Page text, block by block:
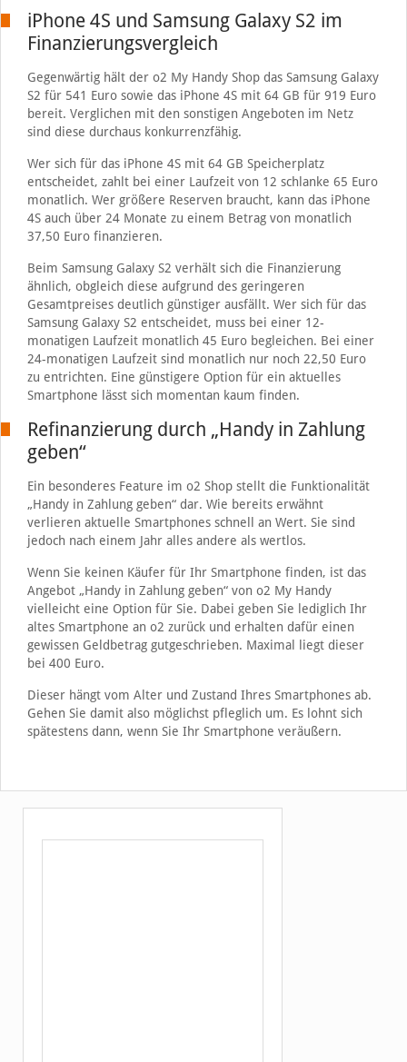
iPhone 4S und Samsung Galaxy S2 im
Finanzierungsvergleich
Gegenwärtig hält der o2 My Handy Shop das Samsung Galaxy
S2 für 541 Euro sowie das iPhone 4S mit 64 GB für 919 Euro
bereit. Verglichen mit den sonstigen Angeboten im Netz
sind diese durchaus konkurrenzfähig.
Wer sich für das iPhone 4S mit 64 GB Speicherplatz
entscheidet, zahlt bei einer Laufzeit von 12 schlanke 65 Euro
monatlich. Wer größere Reserven braucht, kann das iPhone
4S auch über 24 Monate zu einem Betrag von monatlich
37,50 Euro finanzieren.
Beim Samsung Galaxy S2 verhält sich die Finanzierung
ähnlich, obgleich diese aufgrund des geringeren
Gesamtpreises deutlich günstiger ausfällt. Wer sich für das
Samsung Galaxy S2 entscheidet, muss bei einer 12-
monatigen Laufzeit monatlich 45 Euro begleichen. Bei einer
24-monatigen Laufzeit sind monatlich nur noch 22,50 Euro
zu entrichten. Eine günstigere Option für ein aktuelles
Smartphone lässt sich momentan kaum finden.
Refinanzierung durch „Handy in Zahlung
geben“
Ein besonderes Feature im o2 Shop stellt die Funktionalität
„Handy in Zahlung geben“ dar. Wie bereits erwähnt
verlieren aktuelle Smartphones schnell an Wert. Sie sind
jedoch nach einem Jahr alles andere als wertlos.
Wenn Sie keinen Käufer für Ihr Smartphone finden, ist das
Angebot „Handy in Zahlung geben“ von o2 My Handy
vielleicht eine Option für Sie. Dabei geben Sie lediglich Ihr
altes Smartphone an o2 zurück und erhalten dafür einen
gewissen Geldbetrag gutgeschrieben. Maximal liegt dieser
bei 400 Euro.
Dieser hängt vom Alter und Zustand Ihres Smartphones ab.
Gehen Sie damit also möglichst pfleglich um. Es lohnt sich
spätestens dann, wenn Sie Ihr Smartphone veräußern.